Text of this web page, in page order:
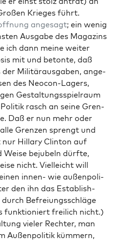
Krie­ges führt.
ange­sagt; ein wenig
Aus­ga­be des Maga­zins
ich dann mei­ne wei­ter
mit und beton­te, daß
der Mili­tär­aus­ga­ben, ange­
des Neo­con-Lagers,
Gestal­tungs­spiel­raum
rasch an sei­ne Gren­
Daß er nun mehr oder
Gren­zen sprengt und
Hil­la­ry Clin­ton auf
Wei­se beju­beln dürf­te,
nicht. Viel­leicht will
innen- wie außen­po­li­
den ihn das Estab­lish­
Befrei­ungs­schlä­ge
funk­tio­niert frei­lich nicht.)
vie­ler Rech­ter, man
Außen­po­li­tik küm­mern,